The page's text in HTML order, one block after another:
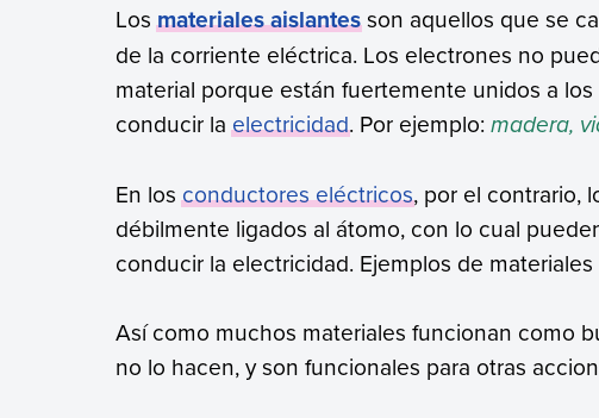
Losmateriales aislantesson aquellos que se
de la corriente eléctrica. Los electrones no
material porque están fuertemente unidos a
conducir laelectricidad. Por ejemplo: madera,
En losconductores eléctricos, por el contrario,
débilmente ligados al átomo, con lo cual
conducir la electricidad. Ejemplos de
Así como muchos materiales funcionan como
no lo hacen, y son funcionales para otras